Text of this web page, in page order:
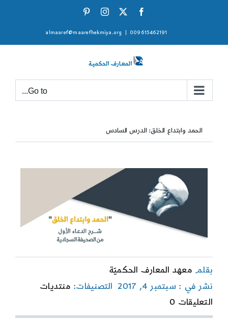
Facebook
X
Instagram
009615462191
almaaref@maarefhekmiya.org
Go to...
الحمد وابتداع الخلق: الدرس السادس
بقلم معهد المعارف الحكميّة
نشر في : سبتمبر 4, 2017
التصنيفات: منتديات
التعليقات 0
on